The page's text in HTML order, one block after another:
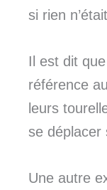
si rien
Il est dit
référence
leurs
se déplacer
Une autre